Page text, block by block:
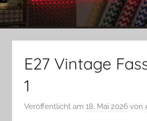
E27 Vintage
1
Veröffentlicht am 18. Mai 2026 von